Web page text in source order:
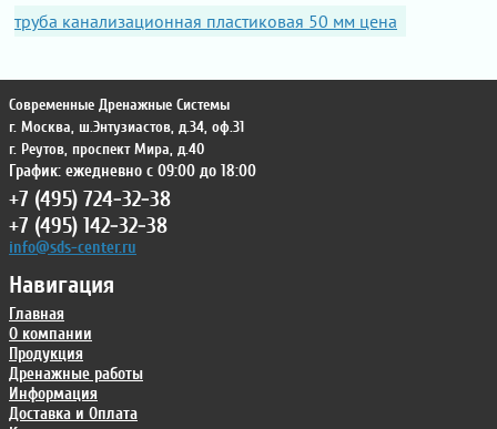
труба канализационная пластиковая 50 мм цена
Навигация
Главная
О компании
Продукция
Дренажные работы
Информация
Доставка и Оплата
Современные Дренажные Системы
г. Москва, ш.Энтузиастов, д.34, оф.31
г. Реутов, проспект Мира, д.40
График: ежедневно с 09:00 до 18:00
+7 (495) 724-32-38
+7 (495) 142-32-38
info@sds-center.ru